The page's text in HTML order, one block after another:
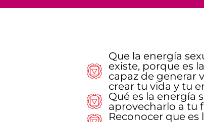
Que la energía
existe, porque es
capaz de generar
crear tu vida y tu
Qué es la energía
aprovecharlo a tu
Reconocer que